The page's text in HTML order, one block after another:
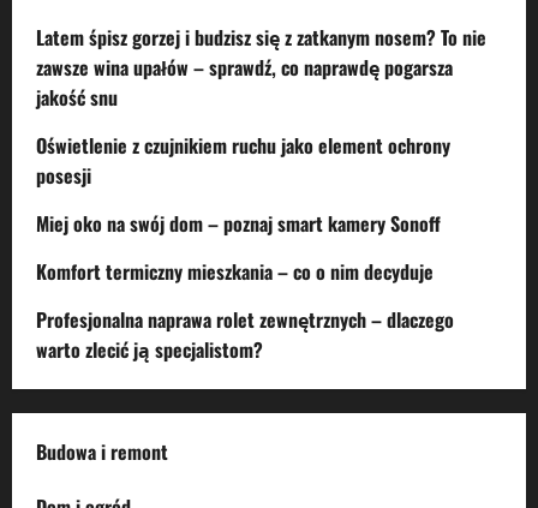
Latem śpisz gorzej i budzisz się z zatkanym nosem? To nie
zawsze wina upałów – sprawdź, co naprawdę pogarsza
jakość snu
Oświetlenie z czujnikiem ruchu jako element ochrony
posesji
Miej oko na swój dom – poznaj smart kamery Sonoff
Komfort termiczny mieszkania – co o nim decyduje
Profesjonalna naprawa rolet zewnętrznych – dlaczego
warto zlecić ją specjalistom?
Budowa i remont